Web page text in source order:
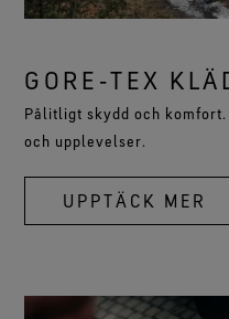
GORE‑TEX
Pålitligt skydd och
och upplevelser.
UPPTÄCK MER